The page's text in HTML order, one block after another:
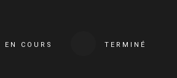
EN COURS TERMINÉ